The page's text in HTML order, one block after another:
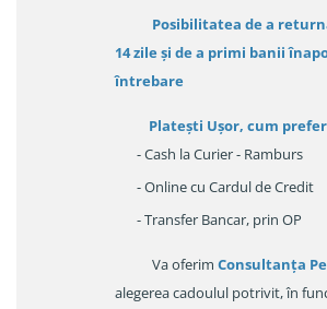
Posibilitatea de a
14 zileși de a primi banii
întrebare
Platești Ușor, cum
- Cash la Curier - Ramburs
- Online cu Cardul de Credit
- Transfer Bancar, prin OP
Va oferim Consultanța
alegerea cadoulul potrivit, în